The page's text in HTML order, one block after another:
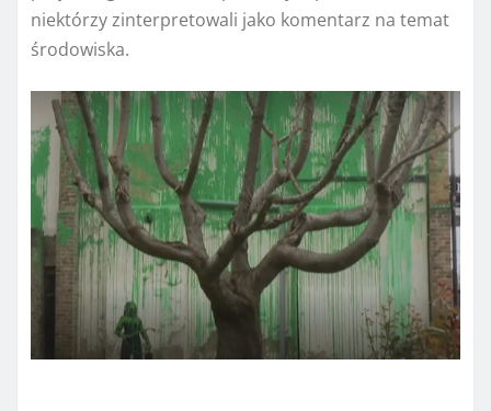
niektórzy zinterpretowali jako komentarz na temat
środowiska.